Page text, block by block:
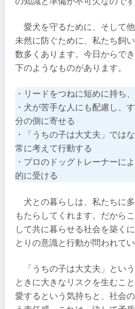
愛犬を守るために、そして
未然に防ぐために、私たち飼
数多くあります。今日からで
下のようなものがあります。
・リードをつねに短めに持ち
・犬が苦手な人にも配慮し、
分の側に寄せる
・「うちの子は大丈夫」では
常に考えて行動する
・プロのドッグトレーナーに
的に受ける
犬との暮らしは、私たちに
もたらしてくれます。だから
して共に暮らせる社会を築く
とりの意識と行動が問われてい
「うちの子は大丈夫」とい
ときに大きなリスクを生むこ
愛するという気持ちと、社会